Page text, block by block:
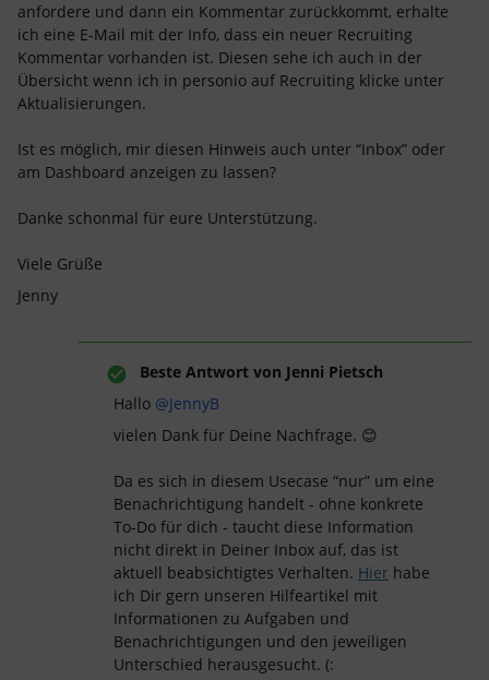
anfordere und dann ein Kommentar zurückkommt, erhalte
ich eine E-Mail mit der Info, dass ein neuer Recruiting
Kommentar vorhanden ist. Diesen sehe ich auch in der
Übersicht wenn ich in personio auf Recruiting klicke unter
Aktualisierungen.
Ist es möglich, mir diesen Hinweis auch unter “Inbox” oder
am Dashboard anzeigen zu lassen?
Danke schonmal für eure Unterstützung.
Viele Grüße
Jenny
Beste Antwort von Jenni Pietsch
Hallo ​ @JennyB
vielen Dank für Deine Nachfrage. 😊
Da es sich in diesem Usecase “nur” um eine
Benachrichtigung handelt - ohne konkrete
To-Do für dich - taucht diese Information
nicht direkt in Deiner Inbox auf, das ist
aktuell beabsichtigtes Verhalten. Hier habe
ich Dir gern unseren Hilfeartikel mit
Informationen zu Aufgaben und
Benachrichtigungen und den jeweiligen
Unterschied herausgesucht. (: